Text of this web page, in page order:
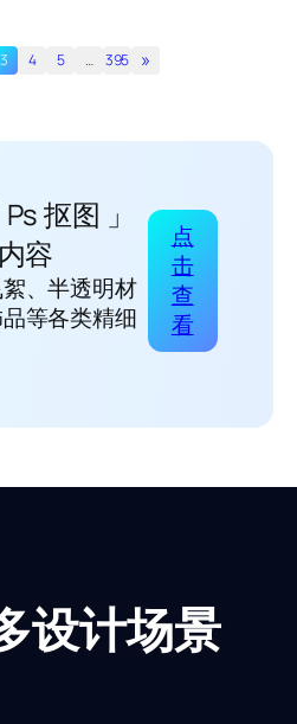
3 4 5 … 395 »
抠图 」
容
、半透明材
等各类精细
点
击
查
看
设计场景